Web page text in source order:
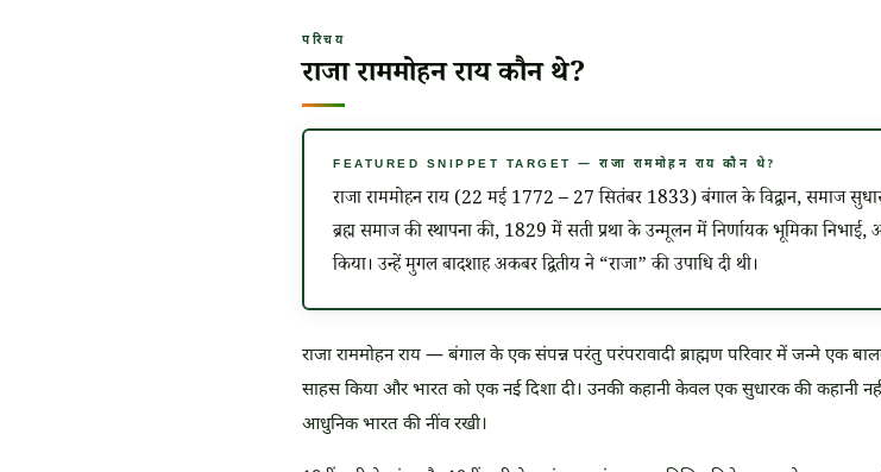
परिचय
राजा राममोहन राय कौन थे?
FEATURED SNIPPET TARGET — राजा राममोहन राय कौन थे?
राजा राममोहन राय (22 मई 1772 – 27 सितंबर 1833) बंगाल के विद्वान, समाज
ब्रह्म समाज की स्थापना की, 1829 में सती प्रथा के उन्मूलन में निर्णायक भूमिका निभाई,
किया। उन्हें मुगल बादशाह अकबर द्वितीय ने “राजा” की उपाधि दी थी।
राजा राममोहन राय — बंगाल के एक संपन्न परंतु परंपरावादी ब्राह्मण परिवार में जन्मे एक
साहस किया और भारत को एक नई दिशा दी। उनकी कहानी केवल एक सुधारक की
आधुनिक भारत की नींव रखी।